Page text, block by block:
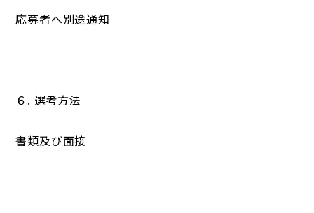
応募者へ別途通知
６. 選考方法
書類及び面接